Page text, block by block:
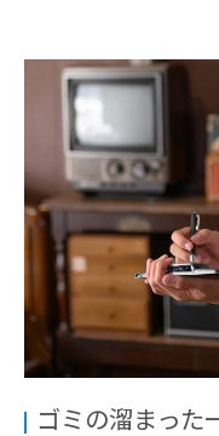
ゴミの溜まった